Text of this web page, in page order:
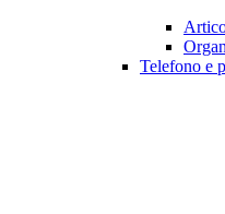
Telefono e